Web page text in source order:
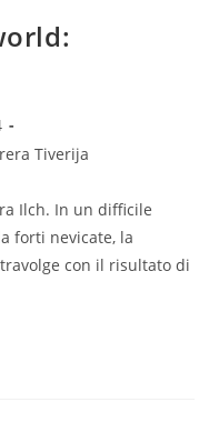
Tiverija
Ilch. In un difficile
forti nevicate, la
con il risultato di